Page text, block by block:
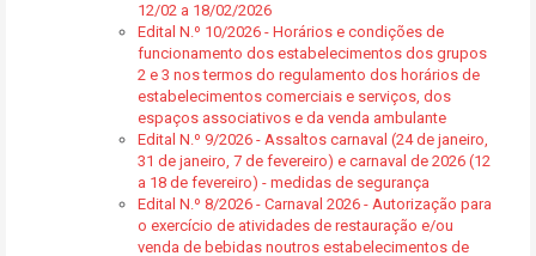
12/02 a 18/02/2026
Edital N.º 10/2026 - Horários e condições de
funcionamento dos estabelecimentos dos grupos
2 e 3 nos termos do regulamento dos horários de
estabelecimentos comerciais e serviços, dos
espaços associativos e da venda ambulante
Edital N.º 9/2026 - Assaltos carnaval (24 de janeiro,
31 de janeiro, 7 de fevereiro) e carnaval de 2026 (12
a 18 de fevereiro) - medidas de segurança
Edital N.º 8/2026 - Carnaval 2026 - Autorização para
o exercício de atividades de restauração e/ou
venda de bebidas noutros estabelecimentos de